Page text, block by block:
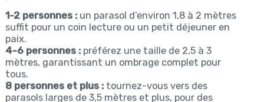
1-2 personnes :un parasol d’environ 1,8 à 2 mètres
suffit pour un coin lecture ou un petit déjeuner en
paix.
4-6 personnes :préférez une taille de 2,5 à 3
mètres, garantissant un ombrage complet pour
tous.
8 personnes et plus :tournez-vous vers des
parasols larges de 3,5 mètres et plus, pour des